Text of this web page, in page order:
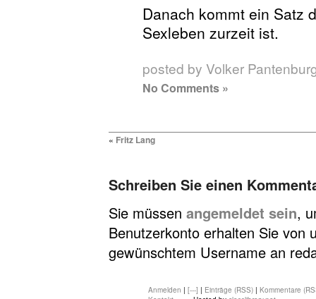
Danach kommt ein Satz
Sexleben zurzeit ist.
posted by Volker
No Comments »
« Fritz Lang
Schreiben Sie einen
Sie müssen angemeldet sein,
Benutzerkonto erhalten Sie von
gewünschtem Username an
Anmelden | [---] | Einträge (RSS) | Kommentare